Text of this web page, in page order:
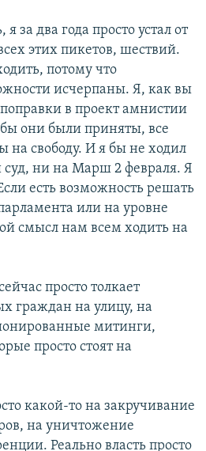
за два года просто устал от
этих пикетов, шествий.
потому что
исчерпаны. Я, как вы
в проект амнистии
они были приняты, все
на свободу. И я бы не ходил
ни на Марш 2 февраля. Я
есть возможность решать
или на уровне
смысл нам всем ходить на
просто толкает
граждан на улицу, на
митинги,
просто стоят на
какой-то на закручивание
на уничтожение
Реально власть просто